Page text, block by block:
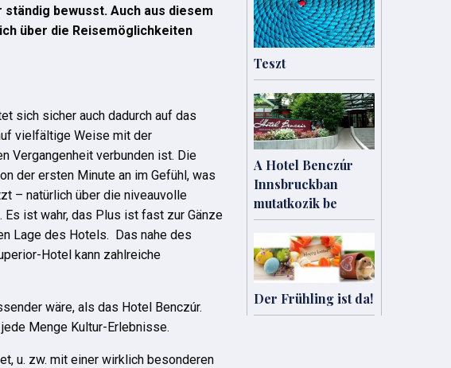
bewusst. Auch aus diesem
über die Reisemöglichkeiten
sich sicher auch dadurch auf das
vielfältige Weise mit der
Vergangenheit verbunden ist. Die
der ersten Minute an im Gefühl, was
– natürlich über die niveauvolle
Es ist wahr, das Plus ist fast zur Gänze
Lage des Hotels. Das nahe des
Hotel kann zahlreiche
wäre, als das Hotel Benczúr.
Menge Kultur-Erlebnisse.
u. zw. mit einer wirklich besonderen
Teszt
A Hotel Benczúr
Innsbruckban
mutatkozik be
Der Frühling ist da!